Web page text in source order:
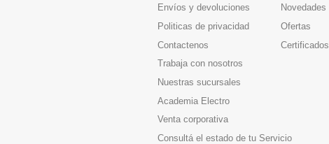
Envíos y devoluciones
Politicas de privacidad
Contactenos
Trabaja con nosotros
Nuestras sucursales
Academia Electro
Venta corporativa
Consultá el estado de tu Servicio
Novedades
Ofertas
Certificados